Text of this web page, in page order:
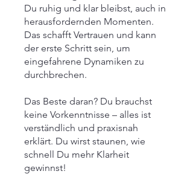
Du ruhig und klar bleibst, auch in
herausfordernden Momenten.
Das schafft Vertrauen und kann
der erste Schritt sein, um
eingefahrene Dynamiken zu
durchbrechen.​
​​Das Beste daran? Du brauchst
keine Vorkenntnisse – alles ist
verständlich und praxisnah
erklärt. Du wirst staunen, wie
schnell Du mehr Klarheit
gewinnst!